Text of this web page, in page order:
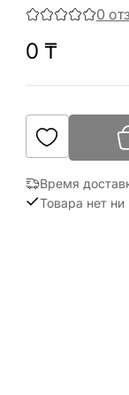
0
0 ₸
Время
Товара нет